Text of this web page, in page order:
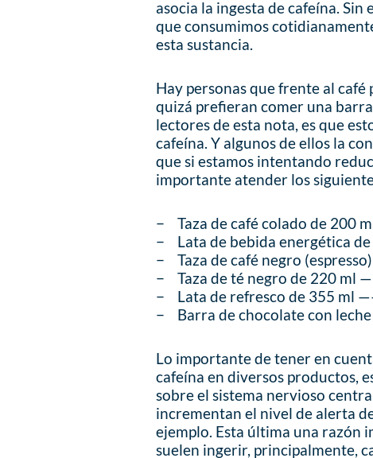
asocia la ingesta de cafeína.
que consumimos
esta sustancia.
Hay personas que frente al
quizá prefieran comer una
lectores de esta nota, es que
cafeína. Y algunos de ellos la
que si estamos intentando
importante atender los
− Taza de café colado de
− Lata de bebida energética
− Taza de café negro
− Taza de té negro de 220
− Lata de refresco de 355
− Barra de chocolate con
Lo importante de tener en
cafeína en diversos productos,
sobre el sistema nervioso
incrementan el nivel de alerta
ejemplo. Esta última una razón
suelen ingerir, principalmente,